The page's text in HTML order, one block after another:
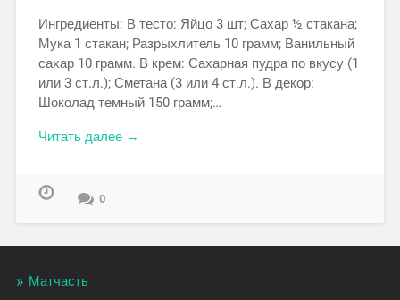
Ингредиенты: В тесто: Яйцо 3 шт; Сахар ½ стакана;
Мука 1 стакан; Разрыхлитель 10 грамм; Ванильный
сахар 10 грамм. В крем: Сахарная пудра по вкусу (1
или 3 ст.л.); Сметана (3 или 4 ст.л.). В декор:
Шоколад темный 150 грамм;…
Читать далее →
0
Матчасть